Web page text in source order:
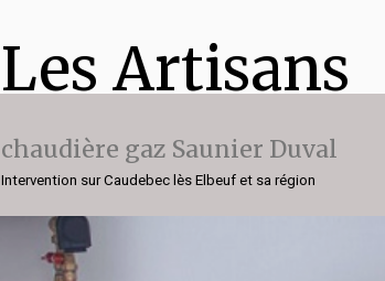
Les Artisans
chaudière gaz Saunier Duval
Intervention sur Caudebec lès Elbeuf et sa région